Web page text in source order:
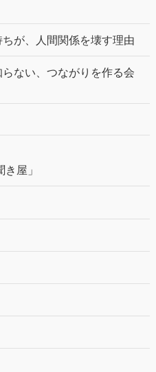
ちが、人間関係を壊す理由
らない、つながりを作る会
屋」